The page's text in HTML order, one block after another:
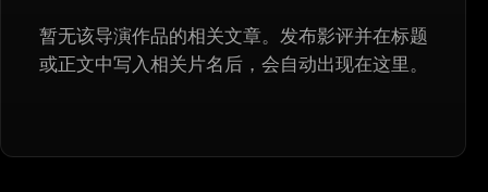
暂无该导演作品的相关文章。发布影评并在标题
或正文中写入相关片名后，会自动出现在这里。